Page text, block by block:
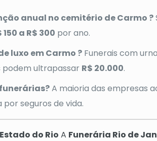
anual no cemitério de Carmo ?
150 a R$ 300 por ano.
luxo em Carmo ? Funerais com
podem ultrapassar R$ 20.000.
A maioria das empresas
seguros de vida.
do Rio A Funerária Rio de